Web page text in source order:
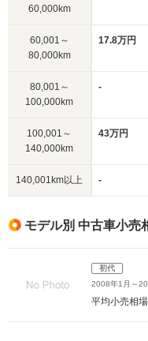
60,000km
60,001～
80,000km
17.8万円
80,001～
100,000km
-
100,001～
140,000km
43万円
140,001km以上 -
モデル別 中古車小売
初代
2008年1月～
平均小売相場